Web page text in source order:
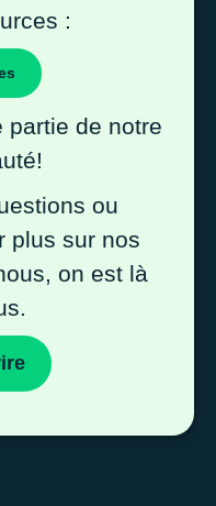
:
partie de notre
ou
plus sur nos
on est là